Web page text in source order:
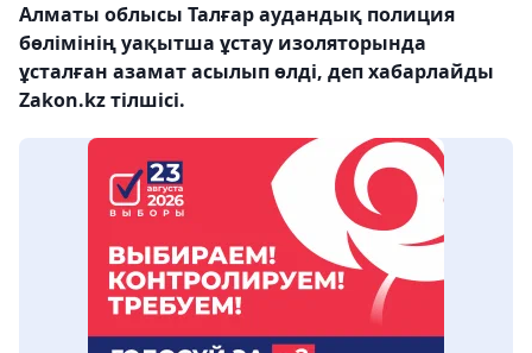
Алматы облысы Талғар аудандық полиция
бөлімінің уақытша ұстау изоляторында
ұсталған азамат асылып өлді, деп хабарлайды
Zakon.kz тілшісі.